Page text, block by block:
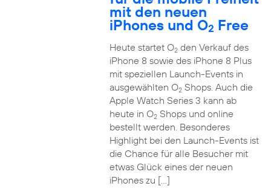
mit den neuen
iPhones und O2 Free
Heute startet O2den Verkauf des
iPhone 8 sowie des iPhone 8 Plus
mit speziellen Launch-Events in
ausgewählten O2Shops. Auch die
Apple Watch Series 3 kann ab
heute in O2Shops und online
bestellt werden. Besonderes
Highlight bei den Launch-Events ist
die Chance für alle Besucher mit
etwas Glück eines der neuen
iPhones zu […]